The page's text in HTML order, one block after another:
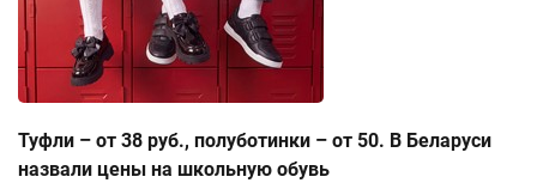
Туфли – от 38 руб., полуботинки – от 50. В Беларуси
назвали цены на школьную обувь